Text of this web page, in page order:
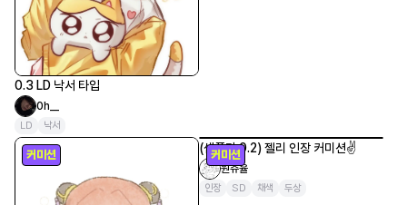
0.3 LD 낙서 타입
0h__
LD 낙서
0.1) 당일마감 상반신 LD 커미션
쿠루루맛 카레
채색 상반신 LD 당일마감